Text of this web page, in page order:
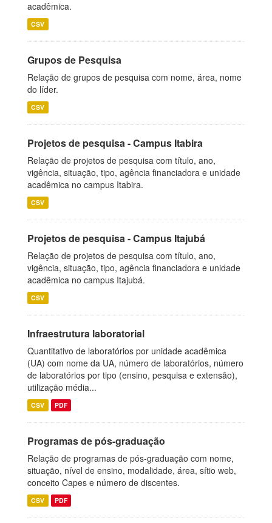
acadêmica.
CSV
Grupos de Pesquisa
Relação de grupos de pesquisa com nome, área, nome
do líder.
CSV
Projetos de pesquisa - Campus Itabira
Relação de projetos de pesquisa com título, ano,
vigência, situação, tipo, agência financiadora e unidade
acadêmica no campus Itabira.
CSV
Projetos de pesquisa - Campus Itajubá
Relação de projetos de pesquisa com título, ano,
vigência, situação, tipo, agência financiadora e unidade
acadêmica no campus Itajubá.
CSV
Infraestrutura laboratorial
Quantitativo de laboratórios por unidade acadêmica
(UA) com nome da UA, número de laboratórios, número
de laboratórios por tipo (ensino, pesquisa e extensão),
utilização média...
CSV PDF
Programas de pós-graduação
Relação de programas de pós-graduação com nome,
situação, nível de ensino, modalidade, área, sítio web,
conceito Capes e número de discentes.
CSV PDF